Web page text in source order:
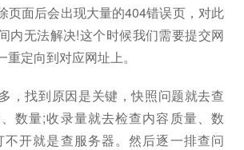
页面后会出现大量的404错误页，对此
内无法解决!这个时候我们需要提交网
定向到对应网址上。
，找到原因是关键，快照问题就去查
数量;收录量就去检查内容质量、数
开就是查服务器。然后逐一排查问